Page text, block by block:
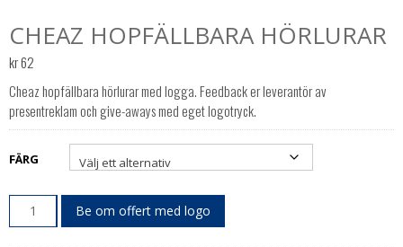
CHEAZ HOPFÄLLBARA HÖRLURAR
kr62
Cheaz hopfällbara hörlurar med logga. Feedback er leverantör av
presentreklam och give-aways med eget logotryck.
FÄRG
Be om offert med logo